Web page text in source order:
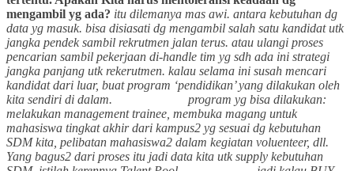
mengambil yg ada? itu dilemanya mas awi. antara kebutuhan dg
data yg masuk. bisa disiasati dg mengambil salah satu kandidat utk
jangka pendek sambil rekrutmen jalan terus. atau ulangi proses
pencarian sambil pekerjaan di-handle tim yg sdh ada ini strategi
jangka panjang utk rekerutmen. kalau selama ini susah mencari
kandidat dari luar, buat program ‘pendidikan’ yang dilakukan oleh
kita sendiri di dalam. program yg bisa dilakukan:
melakukan management trainee, membuka magang untuk
mahasiswa tingkat akhir dari kampus2 yg sesuai dg kebutuhan
SDM kita, pelibatan mahasiswa2 dalam kegiatan voluenteer, dll.
Yang bagus2 dari proses itu jadi data kita utk supply kebutuhan